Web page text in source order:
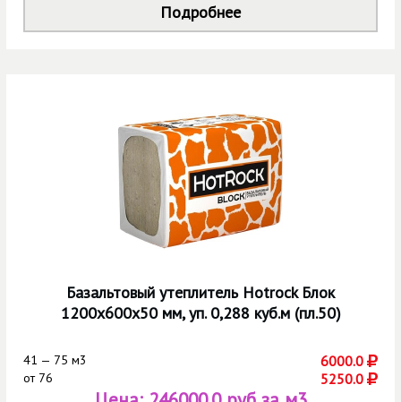
Подробнее
Базальтовый утеплитель Hotrock Блок
1200х600х50 мм, уп. 0,288 куб.м (пл.50)
41 — 75 м3 6000.0
от76 5250.0